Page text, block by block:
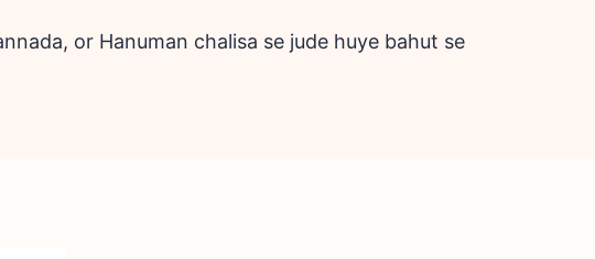
or Hanuman chalisa se jude huye bahut se